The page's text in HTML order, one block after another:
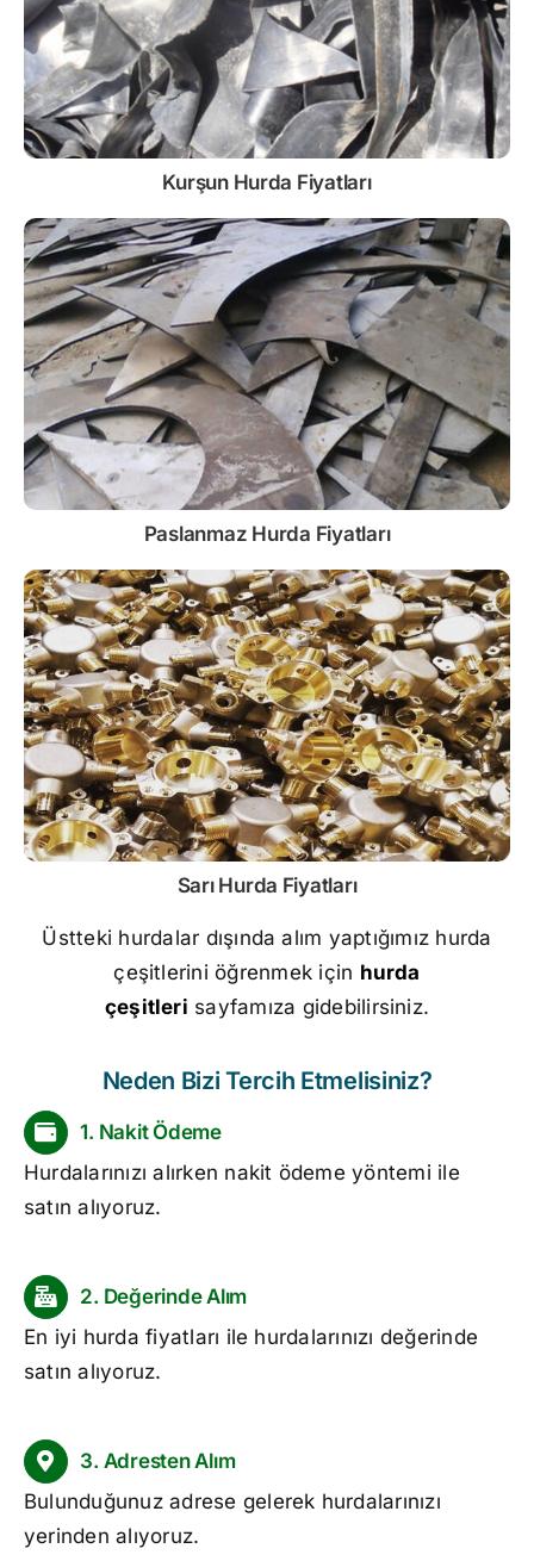
Kurşun Hurda Fiyatları
Paslanmaz Hurda Fiyatları
Sarı Hurda Fiyatları
Üstteki hurdalar dışında alım yaptığımız hurda
çeşitlerini öğrenmek için hurda
çeşitleri sayfamıza gidebilirsiniz.
Neden Bizi Tercih Etmelisiniz?
1. Nakit Ödeme
Hurdalarınızı alırken nakit ödeme yöntemi ile
satın alıyoruz.
2. Değerinde Alım
En iyi hurda fiyatları ile hurdalarınızı değerinde
satın alıyoruz.
3. Adresten Alım
Bulunduğunuz adrese gelerek hurdalarınızı
yerinden alıyoruz.